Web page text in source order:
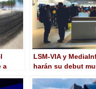
a
LSM-VIA y
harán su debut